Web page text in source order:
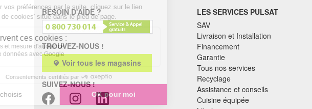
BESOIN D'AIDE ?
TROUVEZ-NOUS !
Voir tous les magasins
SUIVEZ-NOUS !
LES SERVICES PULSAT
SAV
Livraison et Installation
Financement
Garantie
Tous nos services
Recyclage
Assistance et conseils
Cuisine équipée